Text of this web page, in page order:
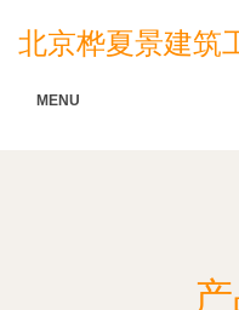
北京桦夏景建筑
MENU